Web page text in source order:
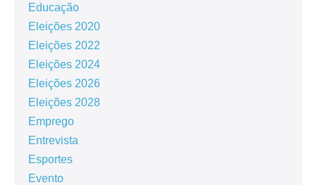
Educação
Eleições 2020
Eleições 2022
Eleições 2024
Eleições 2026
Eleições 2028
Emprego
Entrevista
Esportes
Evento